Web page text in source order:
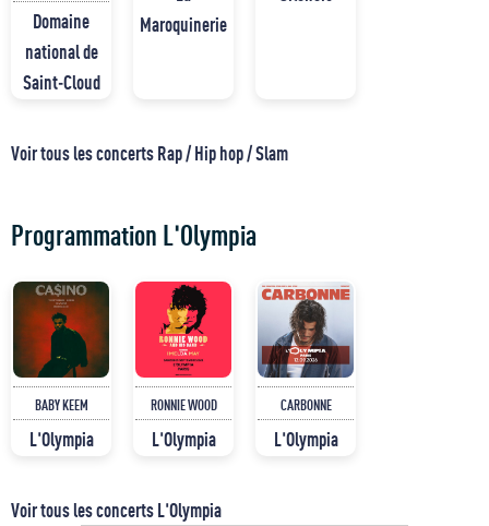
Domaine
national de
Saint-Cloud
Maroquinerie
Voir tous les concerts Rap / Hip hop / Slam
Programmation L'Olympia
BABY KEEM
L'Olympia
RONNIE WOOD
L'Olympia
CARBONNE
L'Olympia
Voir tous les concerts L'Olympia